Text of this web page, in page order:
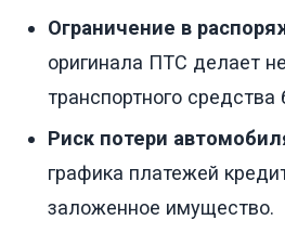
Ограничение в
оригинала ПТС делает
транспортного средства
Риск потери
графика платежей
заложенное имущество.